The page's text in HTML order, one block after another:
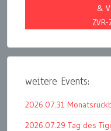
&
weitere Events:
2026.07.31
2026.07.29 Tag des